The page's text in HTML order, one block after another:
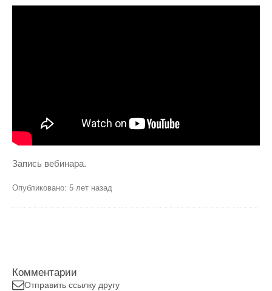
Запись вебинара.
Опубликовано: 5 лет назад
Комментарии
Отправить ссылку другу